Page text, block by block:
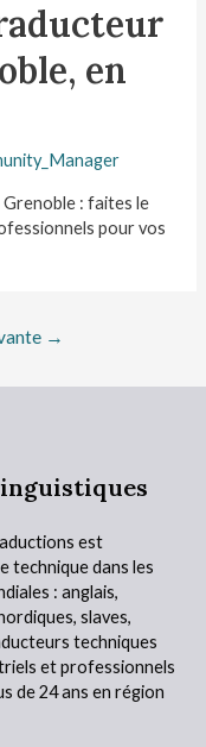
en
: faites le
pour vos
→
est
technique dans les
: anglais,
slaves,
techniques
et professionnels
de 24 ans en région